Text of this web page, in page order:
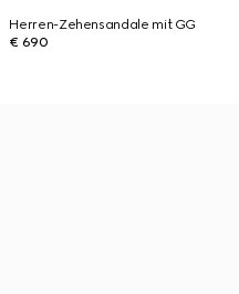
Herren-Zehensandale mit GG
€ 690